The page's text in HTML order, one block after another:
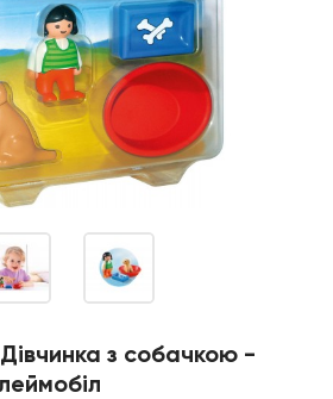
з собачкою -